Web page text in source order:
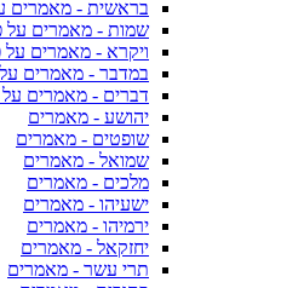
בראשית - מאמרים
שמות - מאמרים על
ויקרא - מאמרים
במדבר - מאמרים
דברים - מאמרים
יהושע - מאמרים
שופטים - מאמרים
שמואל - מאמרים
מלכים - מאמרים
ישעיהו - מאמרים
ירמיהו - מאמרים
יחזקאל - מאמרים
תרי עשר - מאמרים